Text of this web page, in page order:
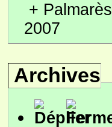
+ Palmarès
2007
Archives